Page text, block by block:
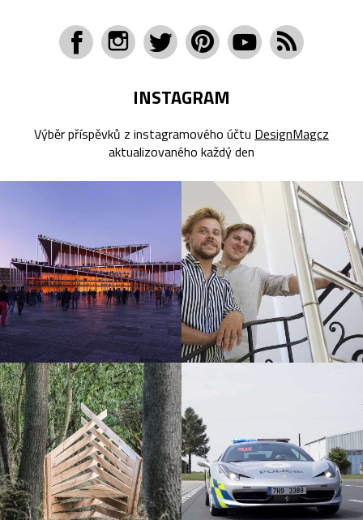
INSTAGRAM
Výběr příspěvků z instagramového účtu DesignMagcz
aktualizovaného každý den